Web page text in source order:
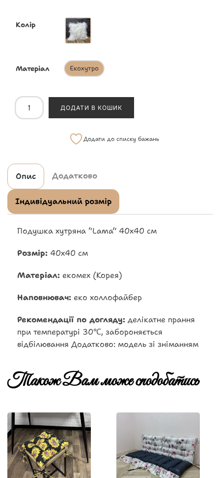
Колір
Матеріал Екохутро
ДОДАТИ В КОШИК
Додати до списку бажань
Опис Додатково
Індивідуальний розмір
Подушка хутряна “Lama” 40х40 см
Розмір: 40х40 см
Матеріал: екомех (Корея)
Наповнювач: еко холлофайбер
Рекомендації по догляду: делікатне прання
при температурі 30℃, забороняється
відбілювання Додатково: модель зі зніманням
Також Вам може сподобатись